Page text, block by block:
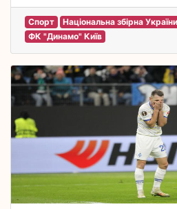
Спорт
Національна збірна
ФК "Динамо" Київ